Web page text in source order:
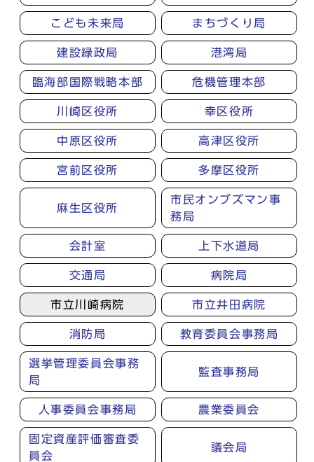
こども未来局 まちづくり局
建設緑政局 港湾局
臨海部国際戦略本部 危機管理本部
川崎区役所 幸区役所
中原区役所 高津区役所
宮前区役所 多摩区役所
麻生区役所
市民オンブズマン事
務局
会計室 上下水道局
交通局 病院局
市立川崎病院 市立井田病院
消防局 教育委員会事務局
選挙管理委員会事務
局
監査事務局
人事委員会事務局 農業委員会
固定資産評価審査委
員会
議会局